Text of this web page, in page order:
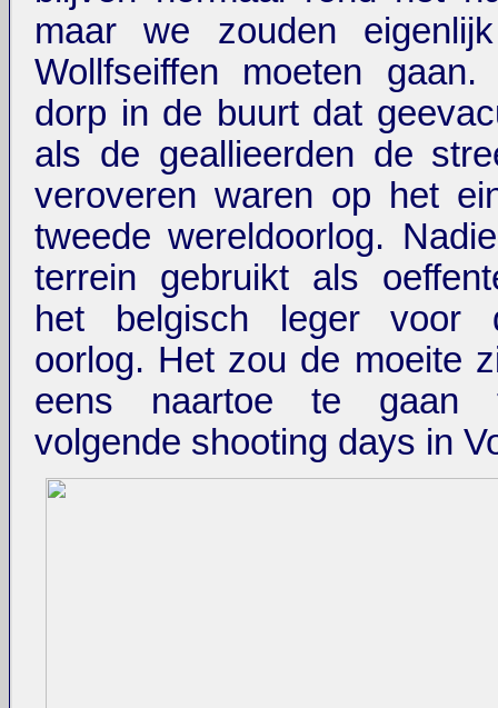
maar we zouden
Wollfseiffen moeten
dorp in de buurt dat
als de geallieerden de
veroveren waren op het
tweede wereldoorlog.
terrein gebruikt als
het belgisch leger voor
oorlog. Het zou de moeite
eens naartoe te gaan
volgende shooting days in